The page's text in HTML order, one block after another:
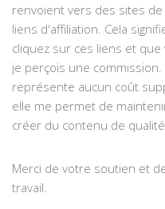
renvoient vers des sites
liens d'affiliation. Cela
cliquez sur ces liens et
je perçois une
représente aucun coût
elle me permet de
créer du contenu de qualité.
Merci de votre soutien et
travail.